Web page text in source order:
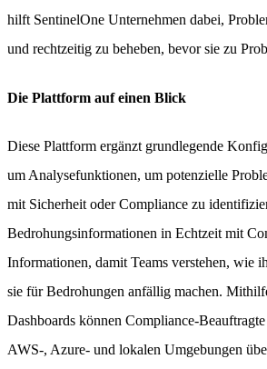
hilft SentinelOne Unternehmen dabei,
und rechtzeitig zu beheben, bevor sie zu
Die Plattform auf einen Blick
Diese Plattform ergänzt grundlegende
um Analysefunktionen, um potenzielle
mit Sicherheit oder Compliance zu
Bedrohungsinformationen in Echtzeit mit
Informationen, damit Teams verstehen, wie
sie für Bedrohungen anfällig machen.
Dashboards können Compliance-
AWS-, Azure- und lokalen Umgebungen